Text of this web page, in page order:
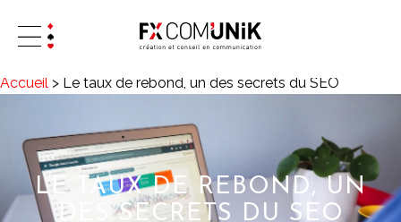
Accueil > Le taux de rebond, un des secrets du SEO
LE TAUX DE REBOND, UN
DES SECRETS DU SEO